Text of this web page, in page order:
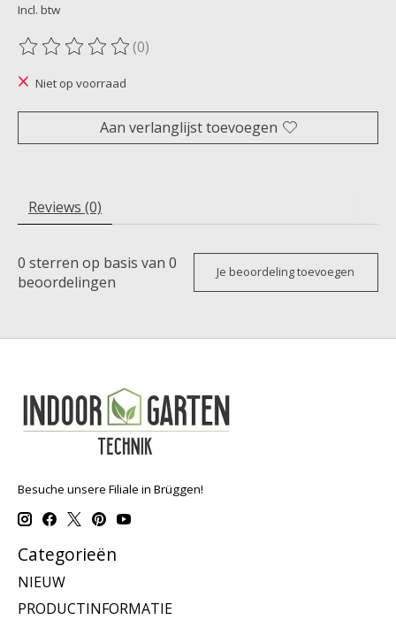
Incl. btw
De beoordeling van dit product is
(0)
Niet op voorraad
Aan verlanglijst toevoegen
Reviews (0)
0 sterren op basis van 0
beoordelingen
Je beoordeling toevoegen
Besuche unsere Filiale in Brüggen!
Categorieën
NIEUW
PRODUCTINFORMATIE